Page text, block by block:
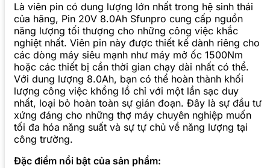
Là viên pin có dung lượng lớn nhất trong hệ sinh thái
của hãng, Pin 20V 8.0Ah Sfunpro cung cấp nguồn
năng lượng tối thượng cho những công việc khắc
nghiệt nhất. Viên pin này được thiết kế dành riêng cho
các dòng máy siêu mạnh như máy mở ốc 1500Nm
hoặc các thiết bị cần thời gian chạy dài nhất có thể.
Với dung lượng 8.0Ah, bạn có thể hoàn thành khối
lượng công việc khổng lồ chỉ với một lần sạc duy
nhất, loại bỏ hoàn toàn sự gián đoạn. Đây là sự đầu tư
xứng đáng cho những thợ máy chuyên nghiệp muốn
tối đa hóa năng suất và sự tự chủ về năng lượng tại
công trường.
Đặc điểm nổi bật của sản phẩm: